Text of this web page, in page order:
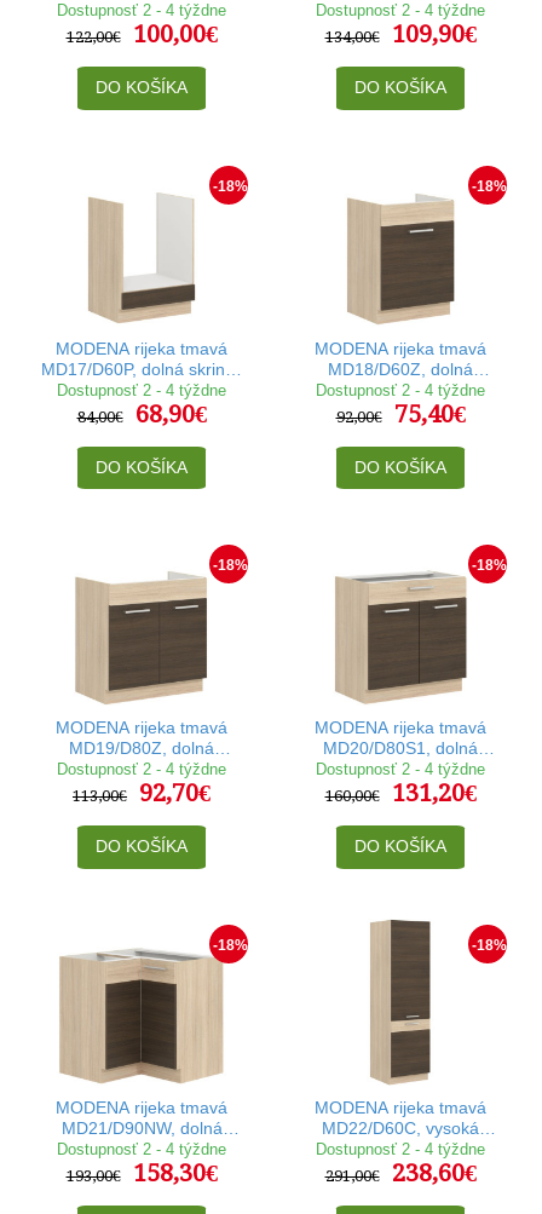
skrinka so zásuvkou v
šírke 50 cm
Dostupnosť 2 - 4 týždne
122,00€
100,00€
DO KOŠÍKA
skrinka so zásuvkou v
šírke 60 cm
Dostupnosť 2 - 4 týždne
134,00€
109,90€
DO KOŠÍKA
-18%
MODENA rijeka tmavá
MD17/D60P, dolná skrinka
na vstavanú rúru v šírke
60 cm
Dostupnosť 2 - 4 týždne
84,00€
68,90€
DO KOŠÍKA
-18%
MODENA rijeka tmavá
MD18/D60Z, dolná
drezová skrinka v šírke 60
cm
Dostupnosť 2 - 4 týždne
92,00€
75,40€
DO KOŠÍKA
-18%
MODENA rijeka tmavá
MD19/D80Z, dolná
drezová skrinka v šírke 80
cm
Dostupnosť 2 - 4 týždne
113,00€
92,70€
DO KOŠÍKA
-18%
MODENA rijeka tmavá
MD20/D80S1, dolná
skrinka so zásuvkou v
šírke 80 cm
Dostupnosť 2 - 4 týždne
160,00€
131,20€
DO KOŠÍKA
-18%
MODENA rijeka tmavá
MD21/D90NW, dolná
rohová skrinka v šírke
90x90 cm
Dostupnosť 2 - 4 týždne
193,00€
158,30€
-18%
MODENA rijeka tmavá
MD22/D60C, vysoká
potravinová skrinka v šírke
60 cm
Dostupnosť 2 - 4 týždne
291,00€
238,60€